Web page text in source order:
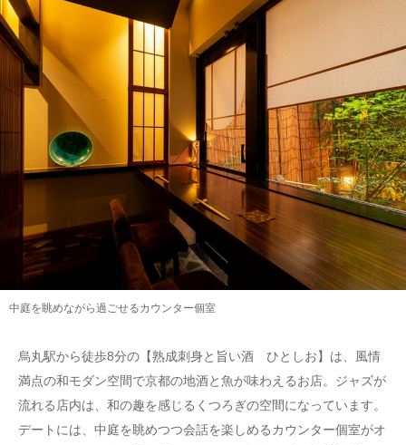
中庭を眺めながら過ごせるカウンター個室
烏丸駅から徒歩8分の【熟成刺身と旨い酒 ひとしお】は、風情
満点の和モダン空間で京都の地酒と魚が味わえるお店。ジャズが
流れる店内は、和の趣を感じるくつろぎの空間になっています。
デートには、中庭を眺めつつ会話を楽しめるカウンター個室がオ